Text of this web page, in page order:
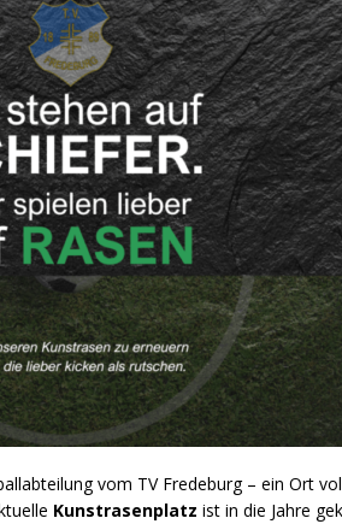
vom TV Fredeburg – ein Ort
Kunstrasenplatz ist in die Jahre